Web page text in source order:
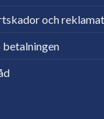
och
betalningen